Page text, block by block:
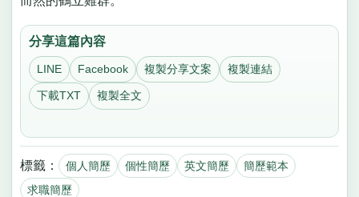
分享這篇內容
LINE Facebook 複製分享文案 複製連結
下載TXT 複製全文
標籤： 個人簡歷 個性簡歷 英文簡歷
簡歷範本
求職簡歷